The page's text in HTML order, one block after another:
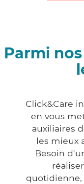
Parmi
Click&Care
en vous
auxiliaires
les mieux
Besoin
quotidienne,